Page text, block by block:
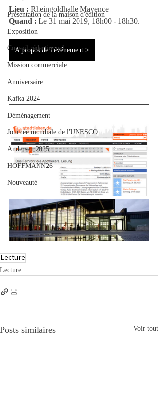
Présentation de la maison d'édition
Exposition
Conseil rédactionnel
Mission commerciale
Anniversaire
Kafka 2024
Déménagement
Journée mondiale de l'UNESCO
Andersen 2025
HOFFMANN26
Nouveauté
Lieu : Rheingoldhalle Mayence
Quand : Le 31 mai 2019, 18h00 - 18h30.
A propos de l'événement >
Lecture
Lecture
Posts similaires Voir tout